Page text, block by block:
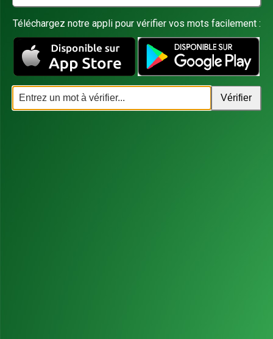
Téléchargez notre appli pour vérifier vos mots facilement :